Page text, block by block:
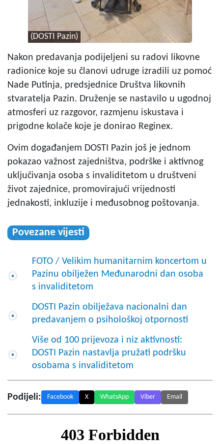
(DOSTI Pazin)
Nakon predavanja podijeljeni su radovi likovne
radionice koje su članovi udruge izradili uz pomoć
Nade Putinja, predsjednice Društva likovnih
stvaratelja Pazin. Druženje se nastavilo u ugodnoj
atmosferi uz razgovor, razmjenu iskustava i
prigodne kolače koje je donirao Reginex.
Ovim događanjem DOSTI Pazin još je jednom
pokazao važnost zajedništva, podrške i aktivnog
uključivanja osoba s invaliditetom u društveni
život zajednice, promovirajući vrijednosti
jednakosti, inkluzije i međusobnog poštovanja.
Povezane vijesti
FOTO / Velikim humanitarnim koncertom u
Pazinu obilježen Međunarodni dan osoba
s invaliditetom
DOSTI Pazin obilježava nacionalni dan
predavanjem o psihološkoj otpornosti
Više od 100 prijevoza i niz aktivnosti:
DOSTI Pazin nastavlja pružati podršku
osobama s invaliditetom
Podijeli: Facebook X WhatsApp Viber Email